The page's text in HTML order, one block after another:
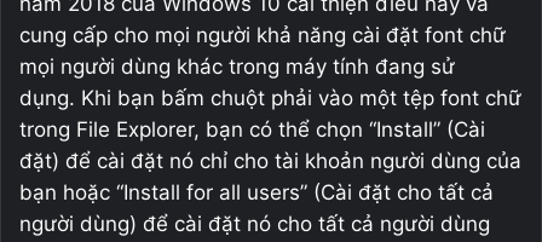
cung cấp cho mọi người khả năng cài đặt font chữ
mọi người dùng khác trong máy tính đang sử
dụng. Khi bạn bấm chuột phải vào một tệp font chữ
trong File Explorer, bạn có thể chọn “Install” (Cài
đặt) để cài đặt nó chỉ cho tài khoản người dùng của
bạn hoặc “Install for all users” (Cài đặt cho tất cả
người dùng) để cài đặt nó cho tất cả người dùng